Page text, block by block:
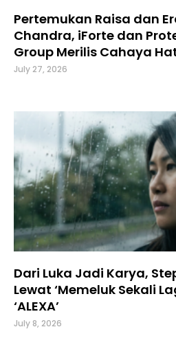
Pertemukan Raisa dan
Chandra, iForte dan
Group Merilis Cahaya
July 27, 2026
Dari Luka Jadi Karya,
Lewat ‘Memeluk Sekali
‘ALEXA’
July 8, 2026